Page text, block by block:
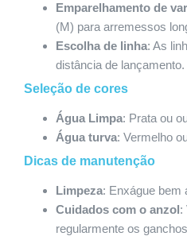
Emparelhamento de
(M) para arremessos
Escolha de linha: As
distância de lançamento.
Seleção de cores
Água Limpa: Prata ou
Água turva: Vermelho
Dicas de manutenção
Limpeza: Enxágue bem
Cuidados com o anzol:
regularmente os